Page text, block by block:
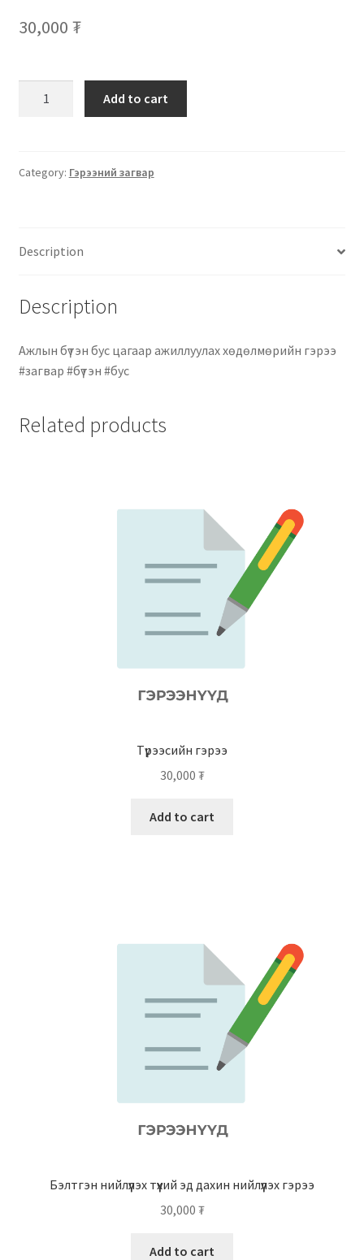
30,000 ₮
Add to cart
Category: Гэрээний загвар
Description
Description
Ажлын бүтэн бус цагаар ажиллуулах хөдөлмөрийн гэрээ
#загвар #бүтэн #бус
Related products
Түрээсийн гэрээ
30,000 ₮
Add to cart
Бэлтгэн нийлүүлэх түүхий эд дахин нийлүүлэх гэрээ
30,000 ₮
Add to cart